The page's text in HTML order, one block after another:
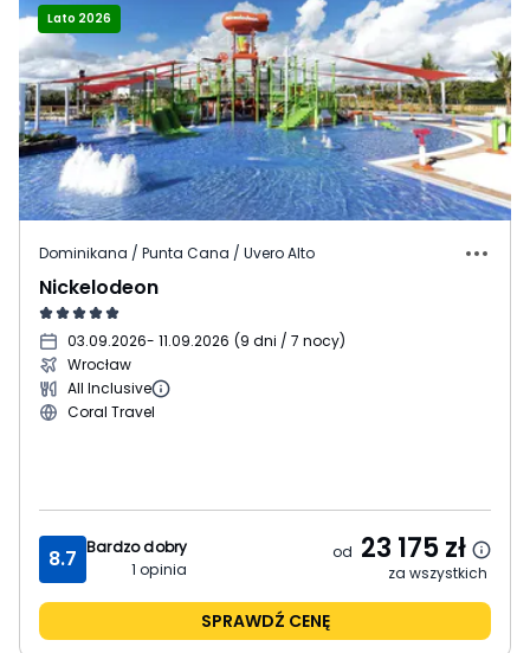
Lato 2026
Dominikana / Punta Cana / Uvero Alto
Nickelodeon
03.09.2026- 11.09.2026 (9 dni / 7 nocy)
Wrocław
All Inclusive
Coral Travel
8.7 Bardzo dobry
1 opinia
od 23 175zł
za wszystkich
SPRAWDŹ CENĘ